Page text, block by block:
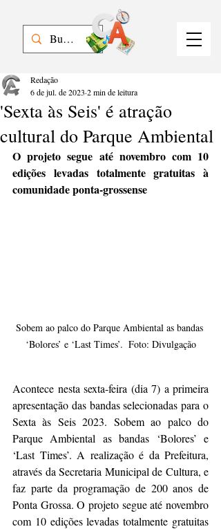
'Sexta às Seis' é atração
cultural do Parque Ambiental
Redação
6 de jul. de 2023 2 min de leitura
O projeto segue até novembro com 10
edições levadas totalmente gratuitas à
comunidade ponta-grossense
Sobem ao palco do Parque Ambiental as bandas
‘Bolores’ e ‘Last Times’.  Foto: Divulgação
Acontece nesta sexta-feira (dia 7) a primeira
apresentação das bandas selecionadas para o
Sexta às Seis 2023. Sobem ao palco do
Parque Ambiental as bandas ‘Bolores’ e
‘Last Times’. A realização é da Prefeitura,
através da Secretaria Municipal de Cultura, e
faz parte da programação de 200 anos de
Ponta Grossa. O projeto segue até novembro
com 10 edições levadas totalmente gratuitas